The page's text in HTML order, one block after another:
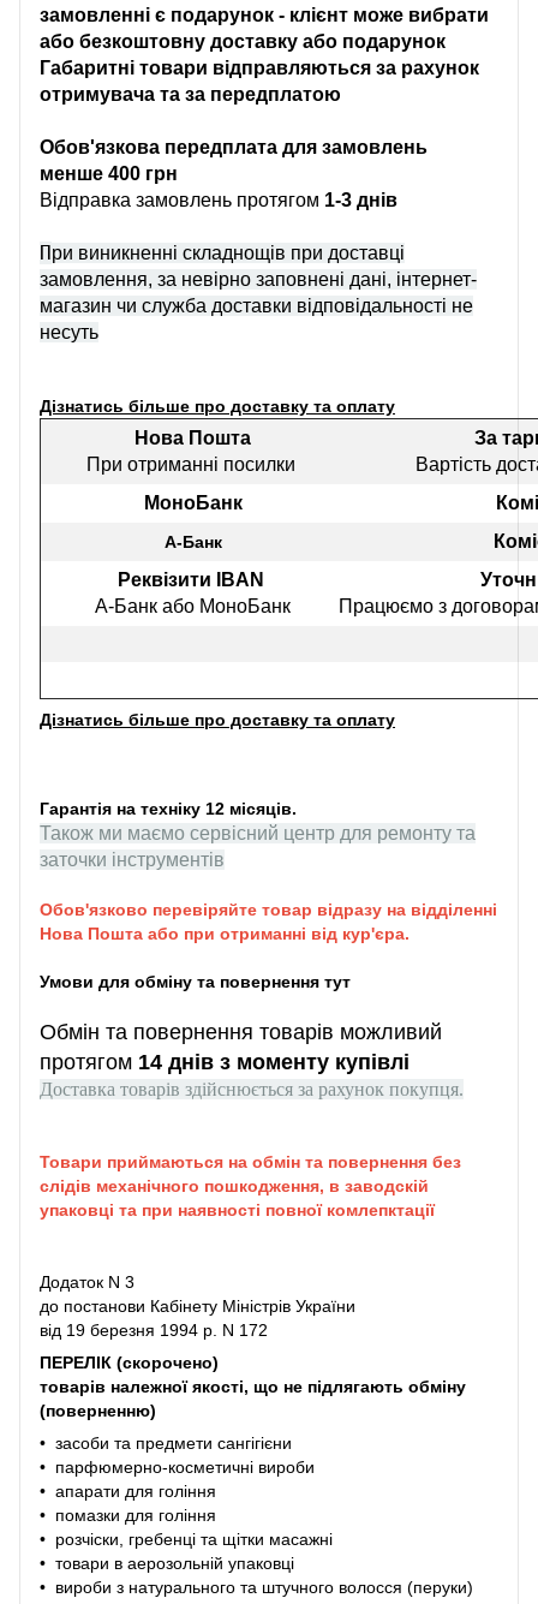
замовленні є подарунок - клієнт може вибрати
або безкоштовну доставку або подарунок
Габаритні товари відправляються за рахунок
отримувача та за передплатою
Обов'язкова передплата для замовлень
менше 400 грн
Відправка замовлень протягом 1-3 днів
При виникненні складнощів при доставці
замовлення, за невірно заповнені дані, інтернет-
магазин чи служба доставки відповідальності не
несуть
Дізнатись більше про доставку та оплату
Нова Пошта
При отриманні посилки
За
Вартість
МоноБанк
А-Банк
Реквізити IBAN
А-Банк або МоноБанк
Працюємо з
Дізнатись більше про доставку та оплату
Гарантія на техніку 12 місяців.
Також ми маємо сервісний центр для ремонту та
заточки інструментів
Обов'язково перевіряйте товар відразу на відділенні
Нова Пошта або при отриманні від кур'єра.
Умови для обміну та повернення тут
Обмін та повернення товарів можливий
протягом 14 днів з моменту купівлі
Доставка товарів здійснюється за рахунок покупця.
Товари приймаються на обмін та повернення без
слідів механічного пошкодження, в заводскій
упаковці та при наявності повної комлепктації
Додаток N 3
до постанови Кабінету Міністрів України
від 19 березня 1994 р. N 172
ПЕРЕЛІК (скорочено)
товарів належної якості, що не підлягають обміну
(поверненню)
• засоби та предмети сангігієни
• парфюмерно-косметичні вироби
• апарати для гоління
• помазки для гоління
• розчіски, гребенці та щітки масажні
• товари в аерозольній упаковці
• вироби з натурального та штучного волосся (перуки)